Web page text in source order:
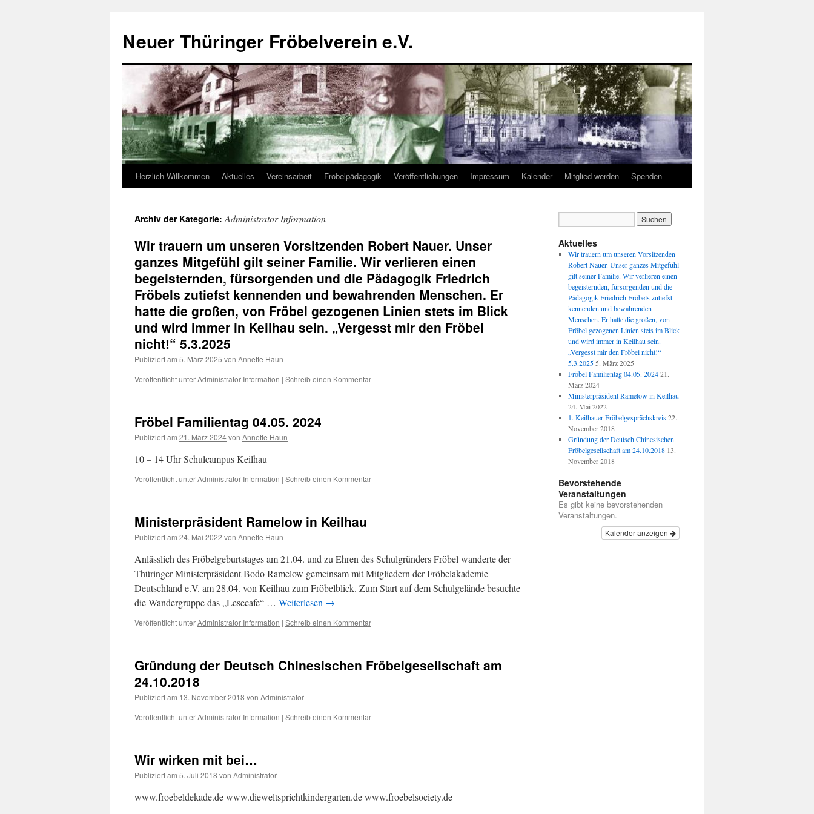
Neuer Thüringer Fröbelverein e.V.
Springe
Inhalt
Herzlich Willkommen Aktuelles Vereinsarbeit Fröbelpädagogik Veröffentlichungen Impressum Kalender Mitglied werden Spenden
Archiv der Kategorie:Administrator Information
Wir trauern um unseren Vorsitzenden Robert Nauer. Unser
ganzes Mitgefühl gilt seiner Familie. Wir verlieren einen
begeisternden, fürsorgenden und die Pädagogik Friedrich
Fröbels zutiefst kennenden und bewahrenden Menschen. Er
hatte die großen, von Fröbel gezogenen Linien stets im Blick
und wird immer in Keilhau sein. „Vergesst mir den Fröbel
nicht!“ 5.3.2025
Publiziert am 5. März 2025 von Annette Haun
Veröffentlicht unterAdministrator Information | Schreib einen Kommentar
Fröbel Familientag 04.05. 2024
Publiziert am 21. März 2024von Annette Haun
10 – 14 Uhr Schulcampus Keilhau
Veröffentlicht unterAdministrator Information | Schreib einen Kommentar
Ministerpräsident Ramelow in Keilhau
Publiziert am 24. Mai 2022 von Annette Haun
Anlässlich des Fröbelgeburtstages am 21.04. und zu Ehren des Schulgründers Fröbel wanderte der
Thüringer Ministerpräsident Bodo Ramelow gemeinsam mit Mitgliedern der Fröbelakademie
Deutschland e.V. am 28.04. von Keilhau zum Fröbelblick. Zum Start auf dem Schulgelände besuchte
die Wandergruppe das „Lesecafe“ … Weiterlesen →
Veröffentlicht unterAdministrator Information | Schreib einen Kommentar
Gründung der Deutsch Chinesischen Fröbelgesellschaft am
24.10.2018
Publiziert am 13. November 2018 von Administrator
Veröffentlicht unterAdministrator Information | Schreib einen Kommentar
Wir wirken mit bei…
Publiziert am 5. Juli 2018 von Administrator
www.froebeldekade.de www.dieweltsprichtkindergarten.de www.froebelsociety.de
Aktuelles
Wir trauern um unseren Vorsitzenden
Robert Nauer. Unser ganzes Mitgefühl
gilt seiner Familie. Wir verlieren einen
begeisternden, fürsorgenden und die
Pädagogik Friedrich Fröbels zutiefst
kennenden und bewahrenden
Menschen. Er hatte die großen, von
Fröbel gezogenen Linien stets im Blick
und wird immer in Keilhau sein.
„Vergesst mir den Fröbel nicht!“
5.3.2025 5. März 2025
Fröbel Familientag 04.05. 2024 21.
März 2024
Ministerpräsident Ramelow in Keilhau
24. Mai 2022
1. Keilhauer Fröbelgesprächskreis 22.
November 2018
Gründung der Deutsch Chinesischen
Fröbelgesellschaft am 24.10.2018 13.
November 2018
Bevorstehende
Veranstaltungen
Es gibt keine bevorstehenden
Veranstaltungen.
Kalender anzeigen